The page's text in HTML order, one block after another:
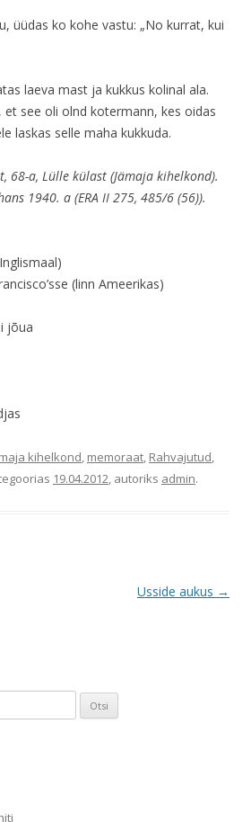
üüdas ko kohe vastu: „No kurrat, kui
laeva mast ja kukkus kolinal ala.
et see oli olnd kotermann, kes oidas
laskas selle maha kukkuda.
68-a, Lülle külast (Jämaja kihelkond).
1940. a (ERA II 275, 485/6 (56)).
(linn Ameerikas)
jõua
kihelkond, memoraat, Rahvajutud,
19.04.2012, autoriks admin.
Usside aukus →